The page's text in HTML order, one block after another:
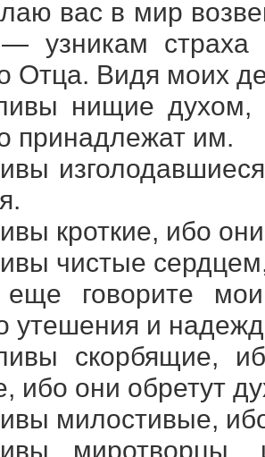
вас в мир
— узникам
Отца. Видя моих
нищие духом,
принадлежат им.
кроткие, ибо
чистые
говорите
утешения и
скорбящие,
ибо они обретут
милостивые,